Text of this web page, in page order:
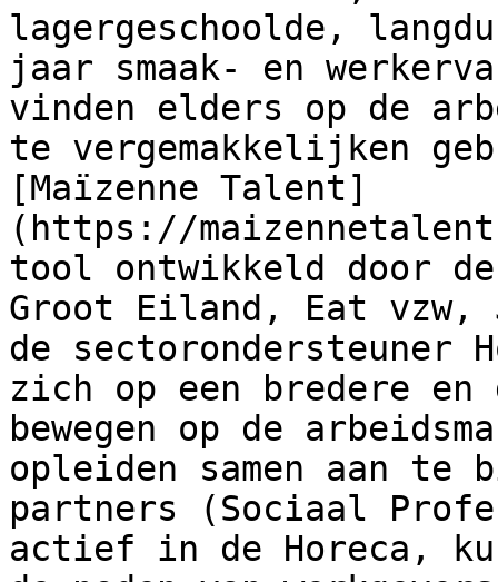
lagergeschoolde,
jaar smaak- en
vinden elders op de
te vergemakkelijken
[Maïzenne Talent]
(https://
tool ontwikkeld door
Groot Eiland, Eat vzw,
de sectorondersteuner
zich op een bredere en
bewegen op de
opleiden samen aan te
partners (Sociaal
actief in de Horeca,